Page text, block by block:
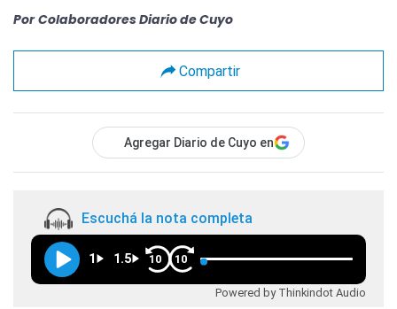
Por Colaboradores Diario de Cuyo
Compartir
Agregar Diario de Cuyo en
Escuchá la nota completa
1 1.5 10 10
Powered by Thinkindot Audio